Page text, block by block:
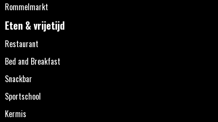
Rommelmarkt
Eten & vrijetijd
Restaurant
Bed and Breakfast
Snackbar
Sportschool
Kermis